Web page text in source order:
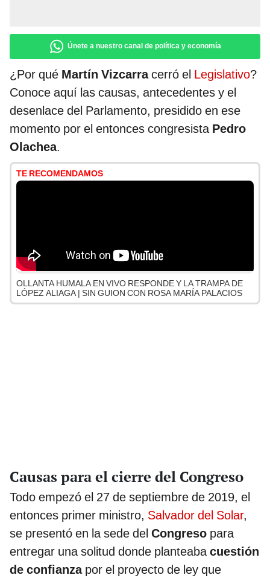
Únete a nuestro canal de política y economía
¿Por qué Martín Vizcarracerró el Legislativo?
Conoce aquí las causas, antecedentes y el
desenlace del Parlamento, presidido en ese
momento por el entonces congresista Pedro
Olachea.
TE RECOMENDAMOS
OLLANTA HUMALA EN VIVO RESPONDE Y LA TRAMPA DE
LÓPEZ ALIAGA | SIN GUION CON ROSA MARÍA PALACIOS
Causas para el cierre del Congreso
Todo empezó el 27 de septiembre de 2019, el
entonces primer ministro, Salvador del Solar,
se presentó en la sede del Congreso para
entregar una solitud donde planteabacuestión
de confianzapor el proyecto de ley que